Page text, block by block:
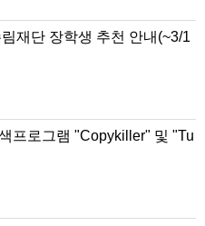
재단 장학생 추천 안내(~3/1
프로그램 "Copykiller" 및 "Tu